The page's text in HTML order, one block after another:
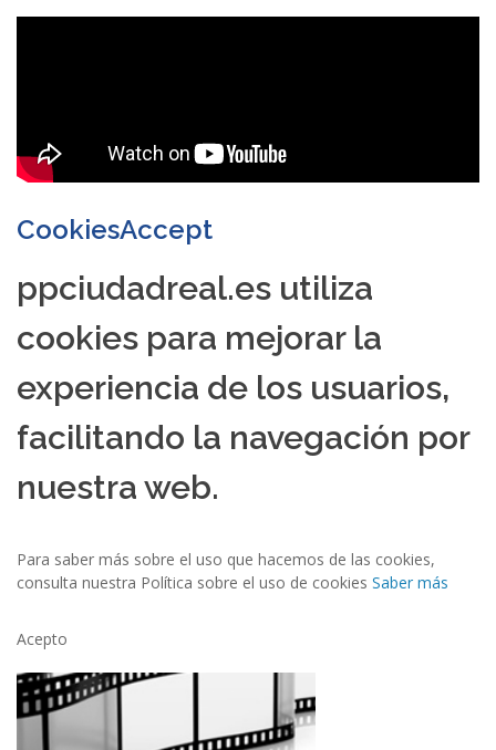
CookiesAccept
ppciudadreal.es utiliza
cookies para mejorar la
experiencia de los usuarios,
facilitando la navegación por
nuestra web.
Para saber más sobre el uso que hacemos de las cookies,
consulta nuestra Política sobre el uso de cookies Saber más
Acepto